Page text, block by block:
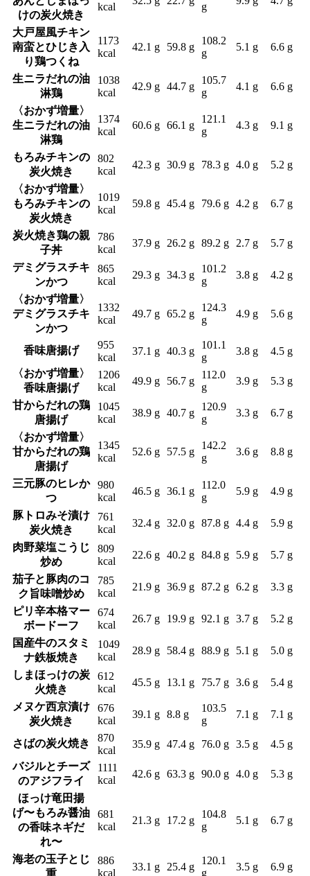
けの炭火焼き
kcal g
大戸屋風チキン
南蛮とひじき入
り鶏つくね
1173
kcal
42.1 g 59.8 g
108.2
g
5.1 g 6.6 g
生ニラだれの油
淋鶏
1038
kcal
42.9 g 44.7 g
105.7
g
4.1 g 6.6 g
〈おかず増量〉
生ニラだれの油
淋鶏
1374
kcal
60.6 g 66.1 g
121.1
g
4.3 g 9.1 g
もろみチキンの
炭火焼き
802
kcal
42.3 g 30.9 g 78.3 g 4.0 g 5.2 g
〈おかず増量〉
もろみチキンの
炭火焼き
1019
kcal
59.8 g 45.4 g 79.6 g 4.2 g 6.7 g
炭火焼き鶏の親
子丼
786
kcal
37.9 g 26.2 g 89.2 g 2.7 g 5.7 g
デミグラスチキ
ンかつ
865
kcal
29.3 g 34.3 g
101.2
g
3.8 g 4.2 g
〈おかず増量〉
デミグラスチキ
ンかつ
1332
kcal
49.7 g 65.2 g
124.3
g
4.9 g 5.6 g
香味唐揚げ
955
kcal
37.1 g 40.3 g
101.1
g
3.8 g
4.5 g
〈おかず増量〉
香味唐揚げ
1206
kcal
49.9 g 56.7 g
112.0
g
3.9 g 5.3 g
甘からだれの鶏
唐揚げ
1045
kcal
38.9 g 40.7 g
120.9
g
3.3 g 6.7 g
〈おかず増量〉
甘からだれの鶏
唐揚げ
1345
kcal
52.6 g 57.5 g
142.2
g
3.6 g 8.8 g
三元豚のヒレか
つ
980
kcal
46.5 g 36.1 g
112.0
g
5.9 g 4.9 g
豚トロみそ漬け
炭火焼き
761
kcal
32.4 g 32.0 g 87.8 g 4.4 g 5.9 g
肉野菜塩こうじ
炒め
809
kcal
22.6 g 40.2 g 84.8 g 5.9 g 5.7 g
茄子と豚肉のコ
ク旨味噌炒め
785
kcal
21.9 g 36.9 g 87.2 g 6.2 g 3.3 g
ピリ辛本格マー
ボードーフ
674
kcal
26.7 g 19.9 g 92.1 g 3.7 g 5.2 g
国産牛のスタミ
ナ鉄板焼き
1049
kcal
28.9 g 58.4 g 88.9 g 5.1 g 5.0 g
しまほっけの炭
火焼き
612
kcal
45.5 g 13.1 g 75.7 g 3.6 g 5.4 g
メヌケ西京漬け
炭火焼き
676
kcal
39.1 g 8.8 g
103.5
g
7.1 g 7.1 g
さばの炭火焼き
870
kcal
35.9 g 47.4 g 76.0 g 3.5 g
4.5 g
バジルとチーズ
のアジフライ
1111
kcal
42.6 g 63.3 g 90.0 g 4.0 g 5.3 g
ほっけ竜田揚
げ〜もろみ醤油
の香味ネギだ
れ〜
681
kcal
21.3 g 17.2 g
104.8
g
5.1 g 6.7 g
海老の玉子とじ
重
886
kcal
33.1 g 25.4 g
120.1
g
3.5 g 6.9 g